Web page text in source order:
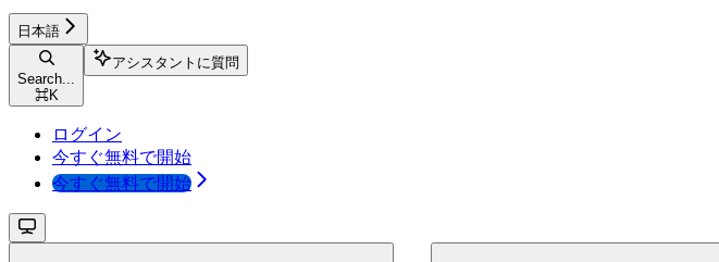
日本語
Search...
⌘K
アシスタントに質問
ログイン
今すぐ無料で開始
今すぐ無料で開始